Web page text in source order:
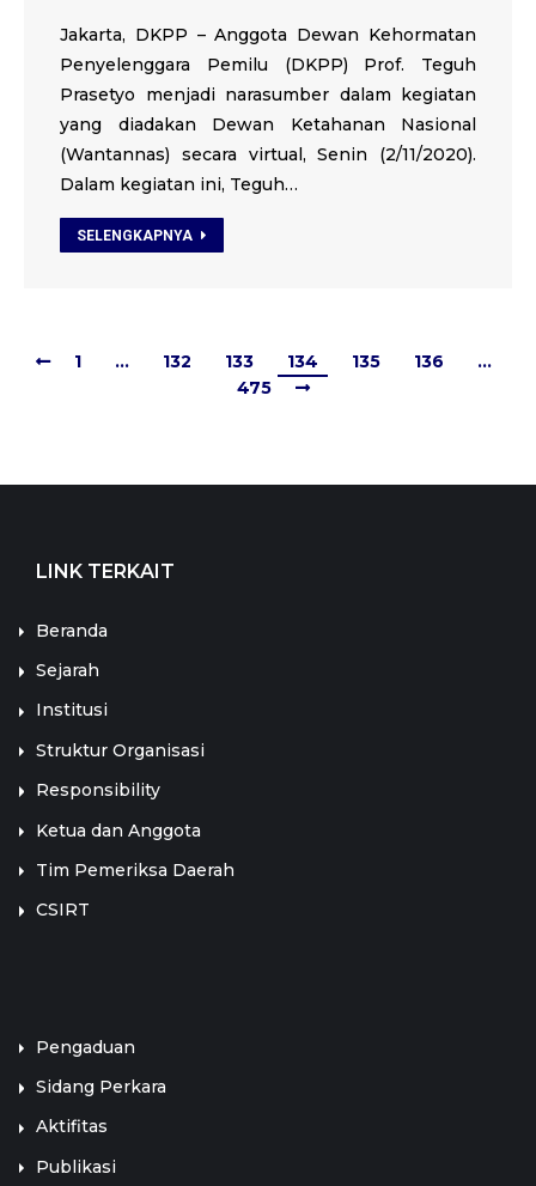
Jakarta, DKPP – Anggota Dewan Kehormatan
Penyelenggara Pemilu (DKPP) Prof. Teguh
Prasetyo menjadi narasumber dalam kegiatan
yang diadakan Dewan Ketahanan Nasional
(Wantannas) secara virtual, Senin (2/11/2020).
Dalam kegiatan ini, Teguh…
SELENGKAPNYA
1 … 132 133 134 135 136
…
475
LINK TERKAIT
Beranda
Sejarah
Institusi
Struktur Organisasi
Responsibility
Ketua dan Anggota
Tim Pemeriksa Daerah
CSIRT
Pengaduan
Sidang Perkara
Aktifitas
Publikasi